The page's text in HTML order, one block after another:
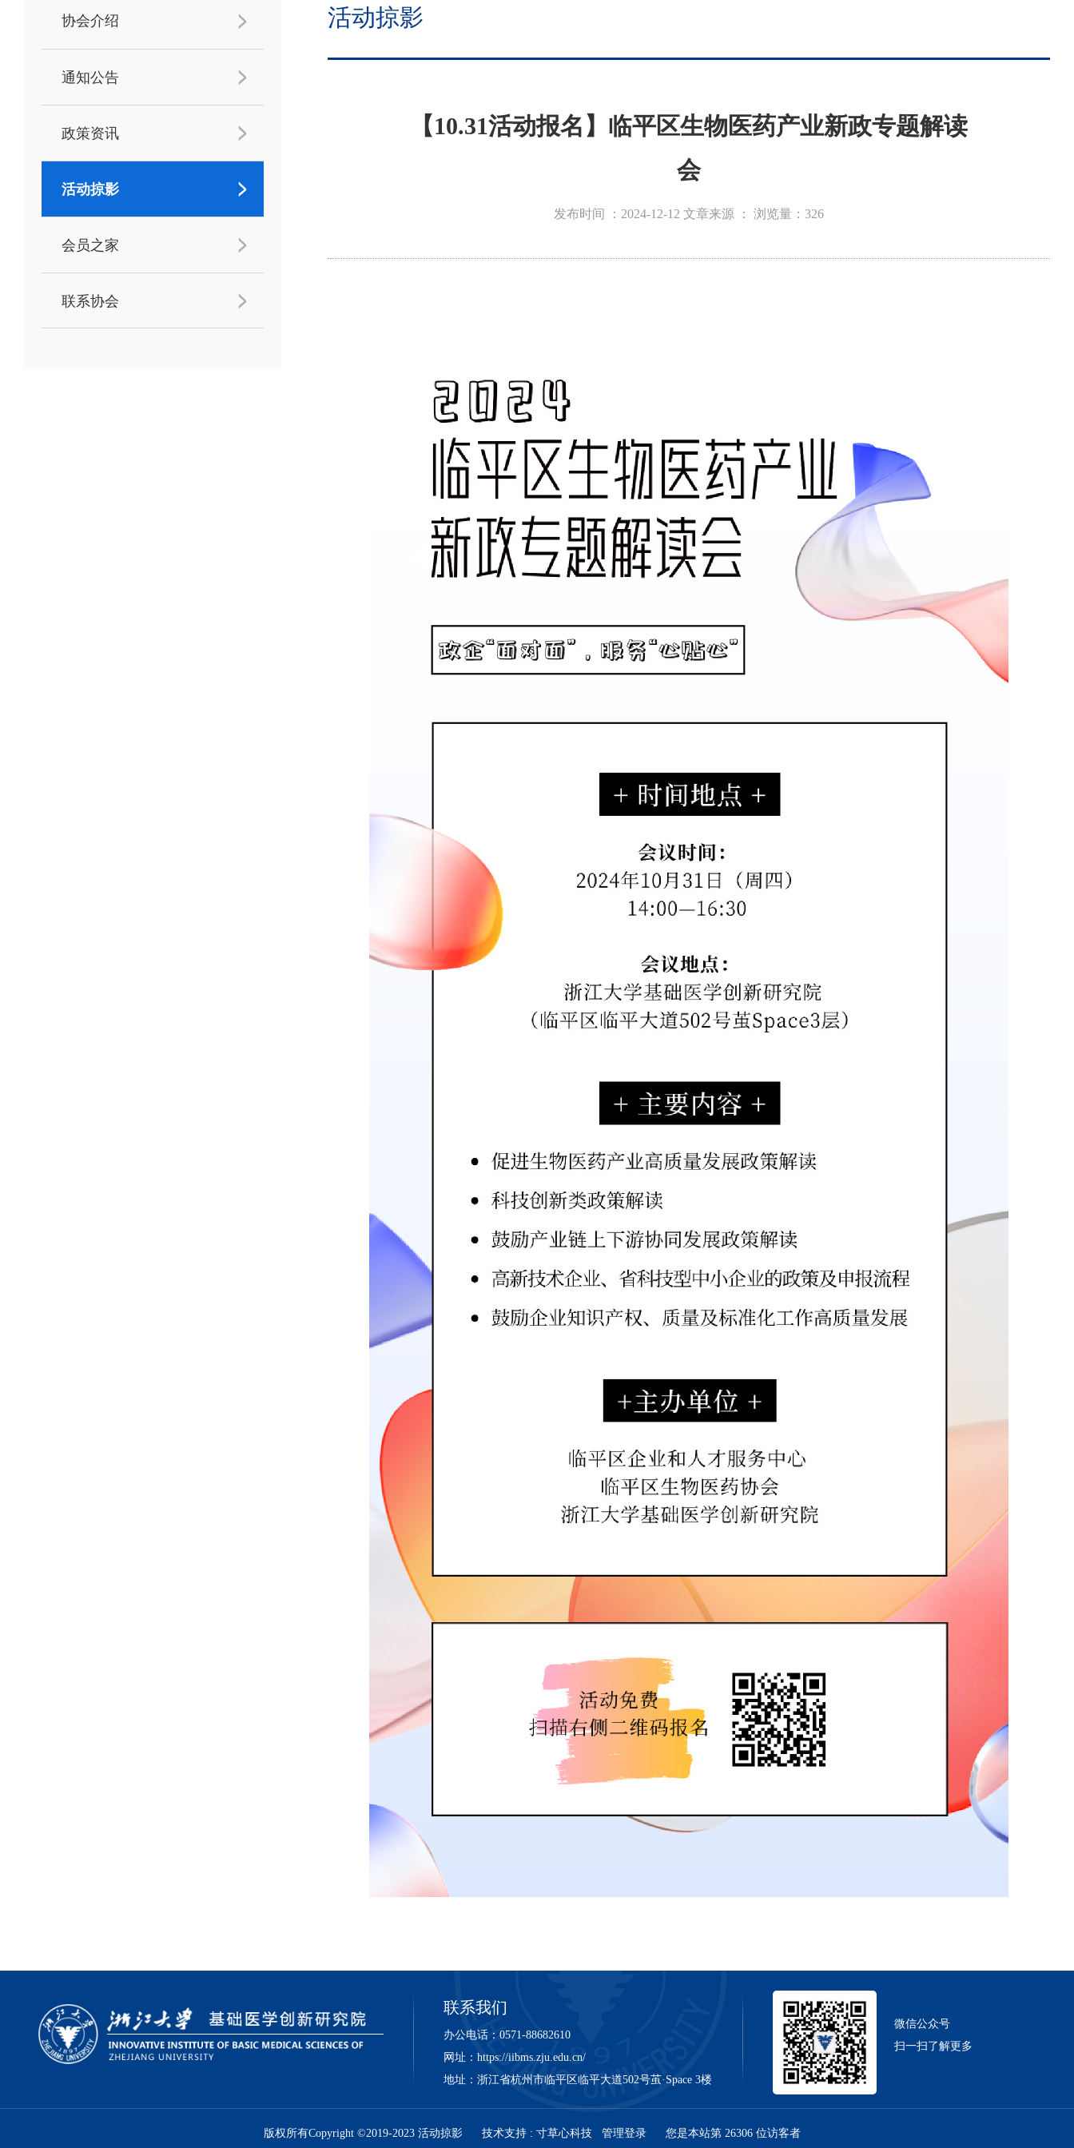
协会介绍
通知公告
政策资讯
活动掠影
会员之家
联系协会
活动掠影
【10.31活动报名】临平区生物医药产业新政专题解读
会
发布时间 ：2024-12-12 文章来源 ： 浏览量： 326
联系我们
办公电话：0571-88682610
网址：https://iibms.zju.edu.cn/
地址：浙江省杭州市临平区临平大道502号茧·Space 3楼
微信公众号
扫一扫了解更多
版权所有Copyright ©2019-2023 活动掠影 技术支持 : 寸草心科技 管理登录 您是本站第 26306 位访客者